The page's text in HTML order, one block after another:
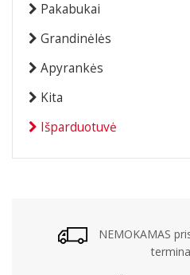
Pakabukai
Grandinėlės
Apyrankės
Kita
Išparduotuvė
NEMOKAMAS